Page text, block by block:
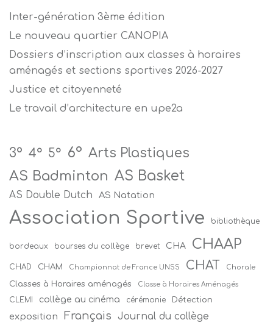
Inter-génération 3ème édition
Le nouveau quartier CANOPIA
Dossiers d’inscription aux classes à horaires
aménagés et sections sportives 2026-2027
Justice et citoyenneté
Le travail d’architecture en upe2a
3° 4° 5° 6° Arts Plastiques
AS Badminton AS Basket
AS Double Dutch AS Natation
Association Sportive bibliothèque
bordeaux bourses du collège brevet CHA CHAAP
CHAD CHAM Championnat de France UNSS CHAT Chorale
Classes à Horaires aménagés Classe à Horaires Aménagés
CLEMI collège au cinéma cérémonie Détection
exposition Français Journal du collège